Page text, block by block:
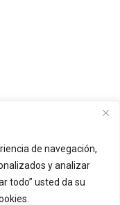
de navegación,
y analizar
todo” usted da su
Portal de